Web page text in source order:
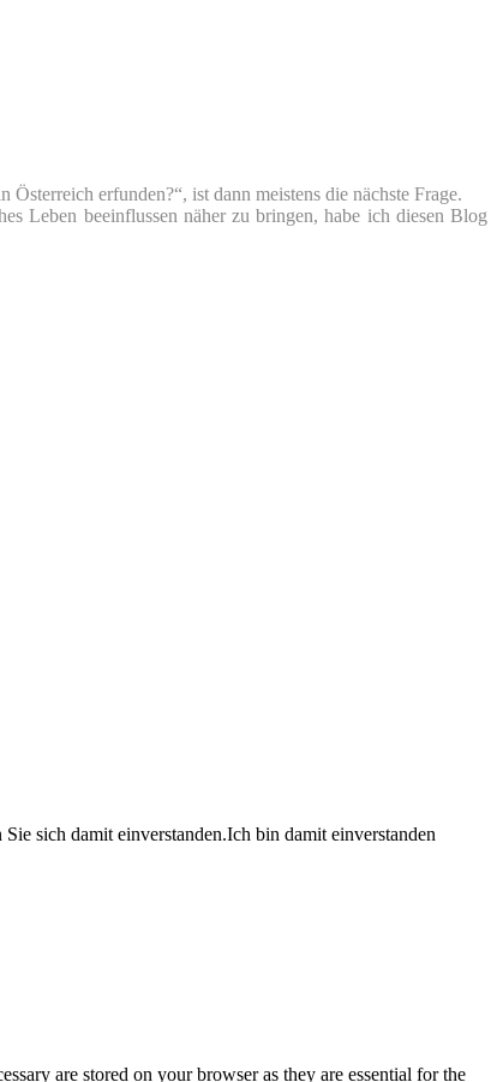
erfunden?“, ist dann meistens die nächste Frage.
Leben beeinflussen näher zu bringen, habe ich diesen Blog
sich damit einverstanden.Ich bin damit einverstanden
are stored on your browser as they are essential for the